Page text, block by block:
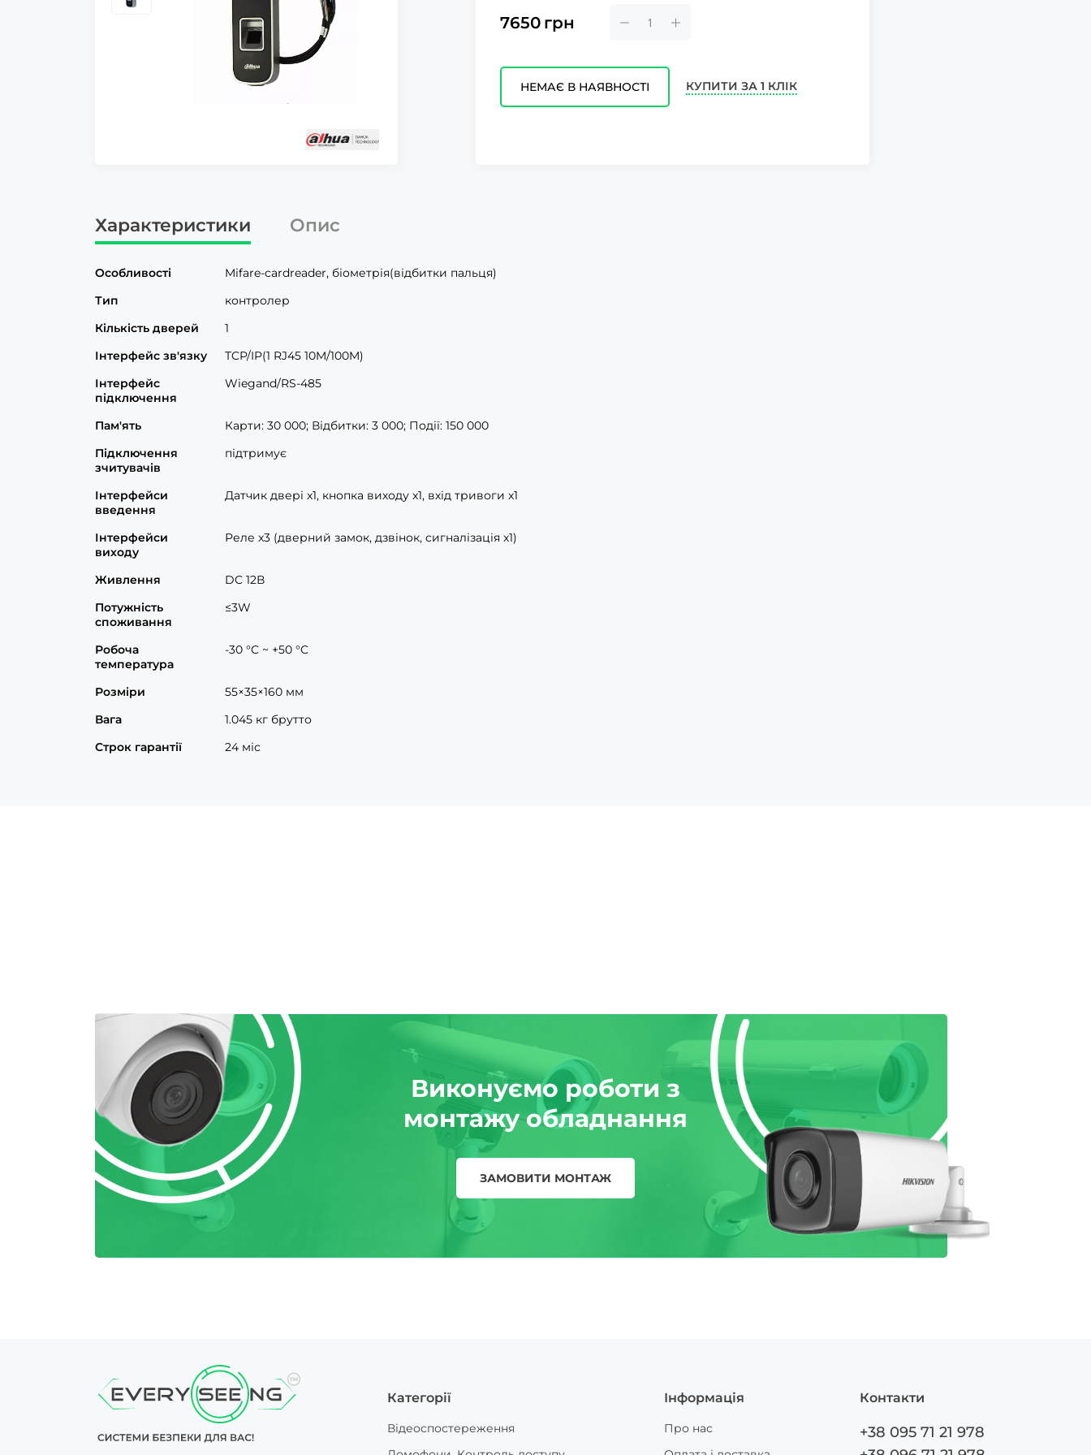
7650 грн
НЕМАЄ В НАЯВНОСТІ КУПИТИ ЗА 1 КЛІК
Характеристики Опис
Особливості
Mifare-cardreader, біометрія(відбитки пальця)
Тип
контролер
Кількість дверей
1
Інтерфейс зв'язку
TCP/IP(1 RJ45 10M/100M)
Інтерфейс
підключення
Wiegand/RS-485
Пам'ять
Карти: 30 000; Відбитки: 3 000; Події: 150 000
Підключення
зчитувачів
підтримує
Інтерфейси
введення
Датчик двері x1, кнопка виходу x1, вхід тривоги x1
Інтерфейси
виходу
Реле x3 (дверний замок, дзвінок, сигналізація x1)
Живлення
DC 12В
Потужність
споживання
≤3W
Робоча
температура
-30 °C ~ +50 °C
Розміри
55×35×160 мм
Вага
1.045 кг брутто
Строк гарантії
24 міс
Виконуємо роботи з
монтажу обладнання
ЗАМОВИТИ МОНТАЖ
Категорії
Відеоспостереження
Інформація
Про нас
Контакти
+38 095 71 21 978